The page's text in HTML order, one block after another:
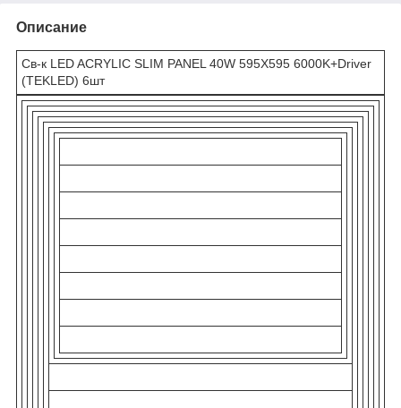
Описание
Св-к LED ACRYLIC SLIM PANEL 40W 595X595 6000K+Driver
(TEKLED) 6шт